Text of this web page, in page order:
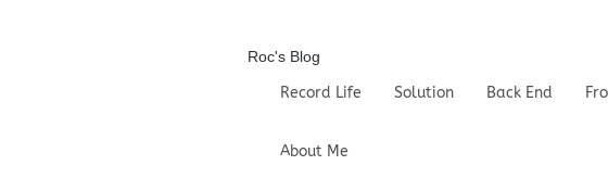
Roc's Blog
Record Life Solution Back End
About Me